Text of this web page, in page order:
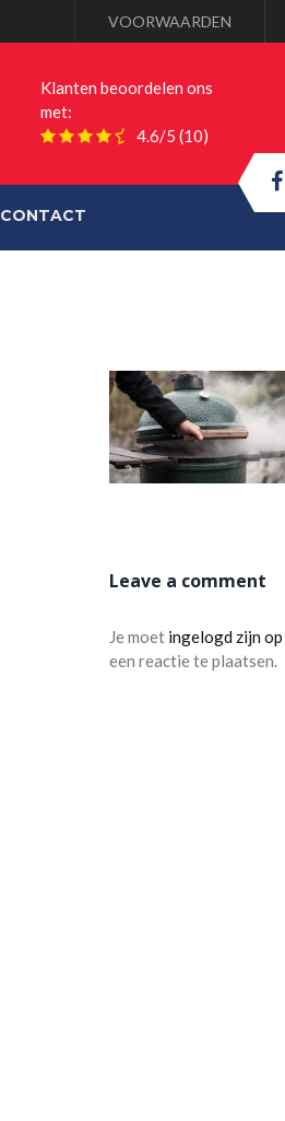
VOORWAARDEN
Klanten beoordelen ons
met:
4.6/5 (10)
CONTACT
Leave a comment
Je moet ingelogd zijn op
een reactie te plaatsen.